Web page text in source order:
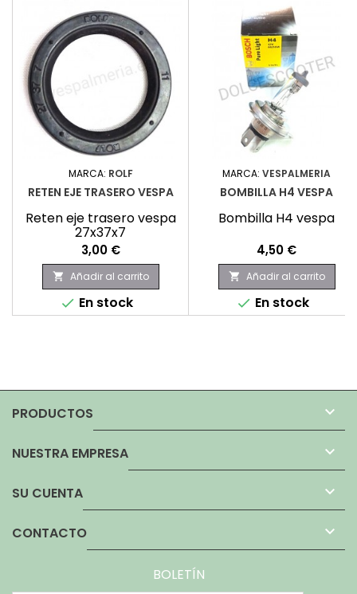
MARCA: ROLF
RETEN EJE TRASERO VESPA
Reten eje trasero vespa
27x37x7
Precio
3,00 €
 Añadir al carrito
 En stock
MARCA: VESPALMERIA
BOMBILLA H4 VESPA
Bombilla H4 vespa
Precio
4,50 €
 Añadir al carrito
 En stock
PRODUCTOS 
NUESTRA EMPRESA 
SU CUENTA 
CONTACTO 
BOLETÍN